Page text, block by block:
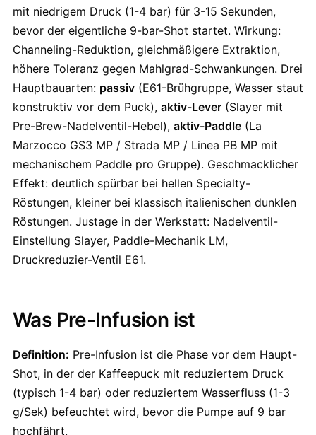
mit niedrigem Druck (1-4 bar) für 3-15 Sekunden,
bevor der eigentliche 9-bar-Shot startet. Wirkung:
Channeling-Reduktion, gleichmäßigere Extraktion,
höhere Toleranz gegen Mahlgrad-Schwankungen. Drei
Hauptbauarten: passiv (E61-Brühgruppe, Wasser staut
konstruktiv vor dem Puck), aktiv-Lever (Slayer mit
Pre-Brew-Nadelventil-Hebel), aktiv-Paddle (La
Marzocco GS3 MP / Strada MP / Linea PB MP mit
mechanischem Paddle pro Gruppe). Geschmacklicher
Effekt: deutlich spürbar bei hellen Specialty-
Röstungen, kleiner bei klassisch italienischen dunklen
Röstungen. Justage in der Werkstatt: Nadelventil-
Einstellung Slayer, Paddle-Mechanik LM,
Druckreduzier-Ventil E61.
Was Pre-Infusion ist
Definition: Pre-Infusion ist die Phase vor dem Haupt-
Shot, in der der Kaffeepuck mit reduziertem Druck
(typisch 1-4 bar) oder reduziertem Wasserfluss (1-3
g/Sek) befeuchtet wird, bevor die Pumpe auf 9 bar
hochfährt.